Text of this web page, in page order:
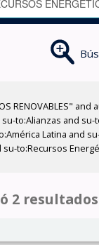
RENOVABLES"
to:Alianzas and
Latina and
to:Recursos
2